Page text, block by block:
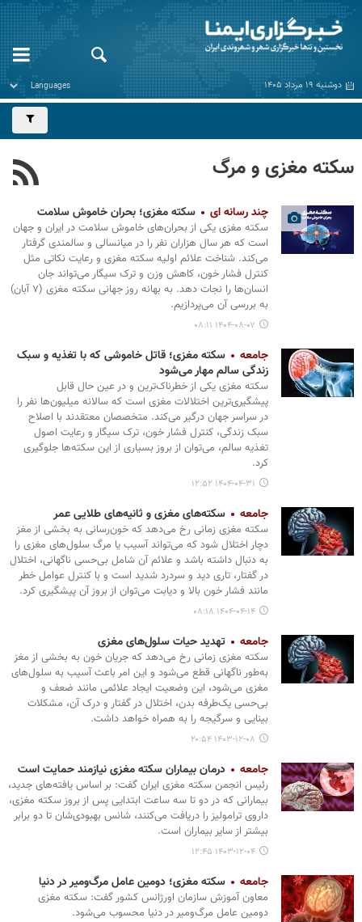
دوشنبه ۱۹ مرداد ۱۴۰۵
سکته مغزی و مرگ
چند رسانه ای سکته مغزی؛ بحران خاموش سلامت
سکته مغزی یکی از بحران‌های خاموش سلامت در ایران و جهان
است که هر سال هزاران نفر را در میانسالی و سالمندی گرفتار
می‌کند. شناخت علائم اولیه سکته مغزی و رعایت نکاتی مثل
کنترل فشار خون، کاهش وزن و ترک سیگار می‌تواند جان
انسان‌ها را نجات دهد. به بهانه روز جهانی سکته مغزی (۷ آبان)
به بررسی آن می‌پردازیم.
۱۴۰۴-۰۸-۰۷ ۰۸:۱۱
جامعه
سکته مغزی؛ قاتل خاموشی که با تغذیه و سبک
زندگی سالم مهار می‌شود
سکته مغزی یکی از خطرناک‌ترین و در عین حال قابل
پیشگیری‌ترین اختلالات مغزی است که سالانه میلیون‌ها نفر را
در سراسر جهان درگیر می‌کند. متخصصان معتقدند با اصلاح
سبک زندگی، کنترل فشار خون، ترک سیگار و رعایت اصول
تغذیه سالم، می‌توان از بروز بسیاری از این سکته‌ها جلوگیری
کرد.
۱۴۰۴-۰۴-۳۱ ۱۲:۵۲
جامعه سکته‌های مغزی و ثانیه‌های طلایی عمر
سکته مغزی زمانی رخ می‌دهد که خون‌رسانی به بخشی از مغز
دچار اختلال شود که می‌تواند آسیب یا مرگ سلول‌های مغزی را
به دنبال داشته باشد و علائم آن شامل بی‌حسی ناگهانی، اختلال
در گفتار، تاری دید و سردرد شدید است و با کنترل عوامل خطر
مانند فشار خون بالا و دیابت می‌توان از بروز آن پیشگیری کرد.
۱۴۰۴-۰۴-۱۴ ۰۸:۱۸
جامعه تهدید حیات سلول‌های مغزی
سکته مغزی زمانی رخ می‌دهد که جریان خون به بخشی از مغز
به‌طور ناگهانی قطع می‌شود و این امر باعث آسیب به سلول‌های
مغزی می‌شود، این وضعیت ایجاد علائمی مانند ضعف و
بی‌حسی یک‌طرفه بدن، اختلال در گفتار و درک آن، مشکلات
بینایی و سرگیجه را به همراه خواهد داشت.
۱۴۰۳-۱۲-۰۸ ۲۰:۵۴
جامعه درمان بیماران سکته مغزی نیازمند حمایت است
رئیس انجمن سکته مغزی ایران گفت: بر اساس یافته‌های جدید،
بیمارانی که در دو تا سه ساعت ابتدایی پس از بروز سکته مغزی،
داروی ترامولیز را دریافت می‌کنند، شانس بهبودی‌شان تا دو برابر
بیشتر از سایر بیماران است.
۱۴۰۳-۱۲-۰۴ ۱۲:۴۵
جامعه سکته مغزی؛ دومین عامل مرگ‌ومیر در دنیا
معاون آموزش سازمان اورژانس کشور گفت: سکته مغزی
دومین عامل مرگ‌ومیر در دنیا محسوب می‌شود.